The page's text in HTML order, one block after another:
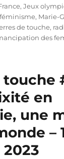
,Jeux
, Marie-
de touche,
des
en
une
–